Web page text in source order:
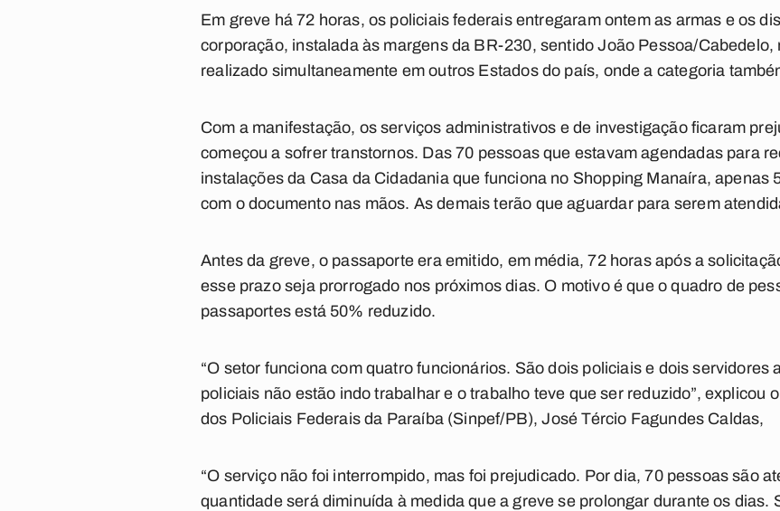
Em greve há 72 horas, os policiais federais entregaram ontem as armas e os
corporação, instalada às margens da BR-230, sentido João Pessoa/Cabedelo,
realizado simultaneamente em outros Estados do país, onde a categoria
Com a manifestação, os serviços administrativos e de investigação ficaram
começou a sofrer transtornos. Das 70 pessoas que estavam agendadas para
instalações da Casa da Cidadania que funciona no Shopping Manaíra, apenas
com o documento nas mãos. As demais terão que aguardar para serem
Antes da greve, o passaporte era emitido, em média, 72 horas após a
esse prazo seja prorrogado nos próximos dias. O motivo é que o quadro de
passaportes está 50% reduzido.
“O setor funciona com quatro funcionários. São dois policiais e dois servidores
policiais não estão indo trabalhar e o trabalho teve que ser reduzido”, explicou
dos Policiais Federais da Paraíba (Sinpef/PB), José Tércio Fagundes Caldas,
“O serviço não foi interrompido, mas foi prejudicado. Por dia, 70 pessoas são
quantidade será diminuída à medida que a greve se prolongar durante os dias.